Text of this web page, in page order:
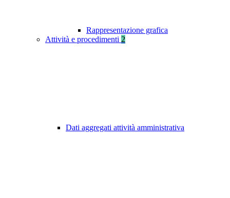
Rappresentazione grafica
Attività e procedimenti 2
Dati aggregati attività amministrativa